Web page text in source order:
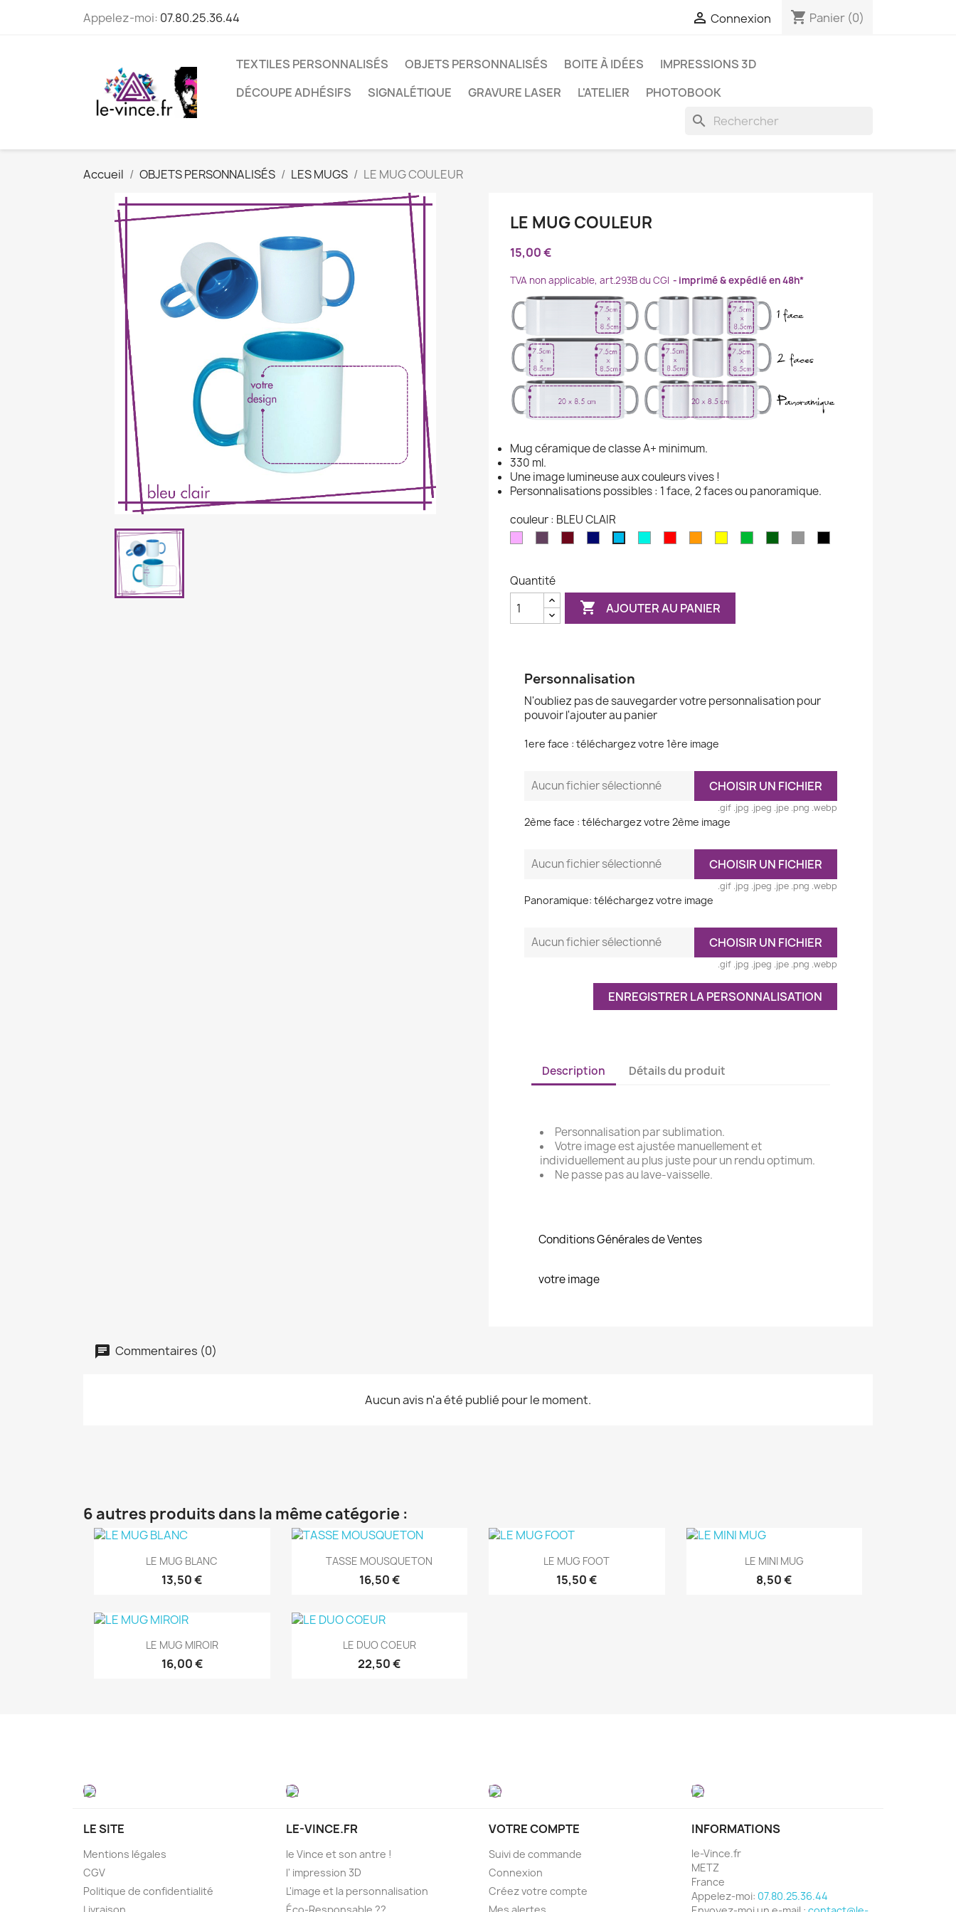
Appelez-moi: 07.80.25.36.44  Connexion shopping_cart Panier (0)
TEXTILES PERSONNALISÉS OBJETS PERSONNALISÉS BOITE À IDÉES
IMPRESSIONS 3D
DÉCOUPE ADHÉSIFS
SIGNALÉTIQUE GRAVURE LASER L'ATELIER PHOTOBOOK
search
Accueil OBJETS PERSONNALISÉS LES MUGS LE MUG COULEUR
LE MUG COULEUR
15,00 €
TVA non applicable, art.293B du CGI imprimé & expédié en 48h*
Mug céramique de classe A+ minimum.
330 ml.
Une image lumineuse aux couleurs vives !
Personnalisations possibles : 1 face, 2 faces ou panoramique.
couleur : BLEU CLAIR
Quantité
 AJOUTER AU PANIER
Personnalisation
N'oubliez pas de sauvegarder votre personnalisation pour
pouvoir l'ajouter au panier
1ere face : téléchargez votre 1ère image
Aucun fichier sélectionné CHOISIR UN FICHIER
.gif .jpg .jpeg .jpe .png .webp
2ème face : téléchargez votre 2ème image
Aucun fichier sélectionné CHOISIR UN FICHIER
.gif .jpg .jpeg .jpe .png .webp
Panoramique: téléchargez votre image
Aucun fichier sélectionné CHOISIR UN FICHIER
.gif .jpg .jpeg .jpe .png .webp
ENREGISTRER LA PERSONNALISATION
Description Détails du produit
Personnalisation par sublimation.
Votre image est ajustée manuellement et
individuellement au plus juste pour un rendu optimum.
Ne passe pas au lave-vaisselle.
Conditions Générales de Ventes
votre image
Commentaires (0)
Aucun avis n'a été publié pour le moment.
6 autres produits dans la même catégorie :
 Aperçu rapide
LE MUG BLANC
13,50 €
Aperçu rapide
TASSE MOUSQUETON
16,50 €
Aperçu rapide
LE MUG FOOT
15,50 €
Aperçu rapide
LE MINI MUG
8,50 €
 Aperçu rapide
LE MUG MIROIR
16,00 €
 Aperçu rapide
LE DUO COEUR
22,50 €
LE SITE
Mentions légales
CGV
Politique de confidentialité
Livraison
LE-VINCE.FR
le Vince et son antre !
l' impression 3D
L'image et la personnalisation
Éco-Responsable ??
VOTRE COMPTE
Suivi de commande
Connexion
Créez votre compte
Mes alertes
INFORMATIONS
le-Vince.fr
METZ
France
Appelez-moi: 07.80.25.36.44